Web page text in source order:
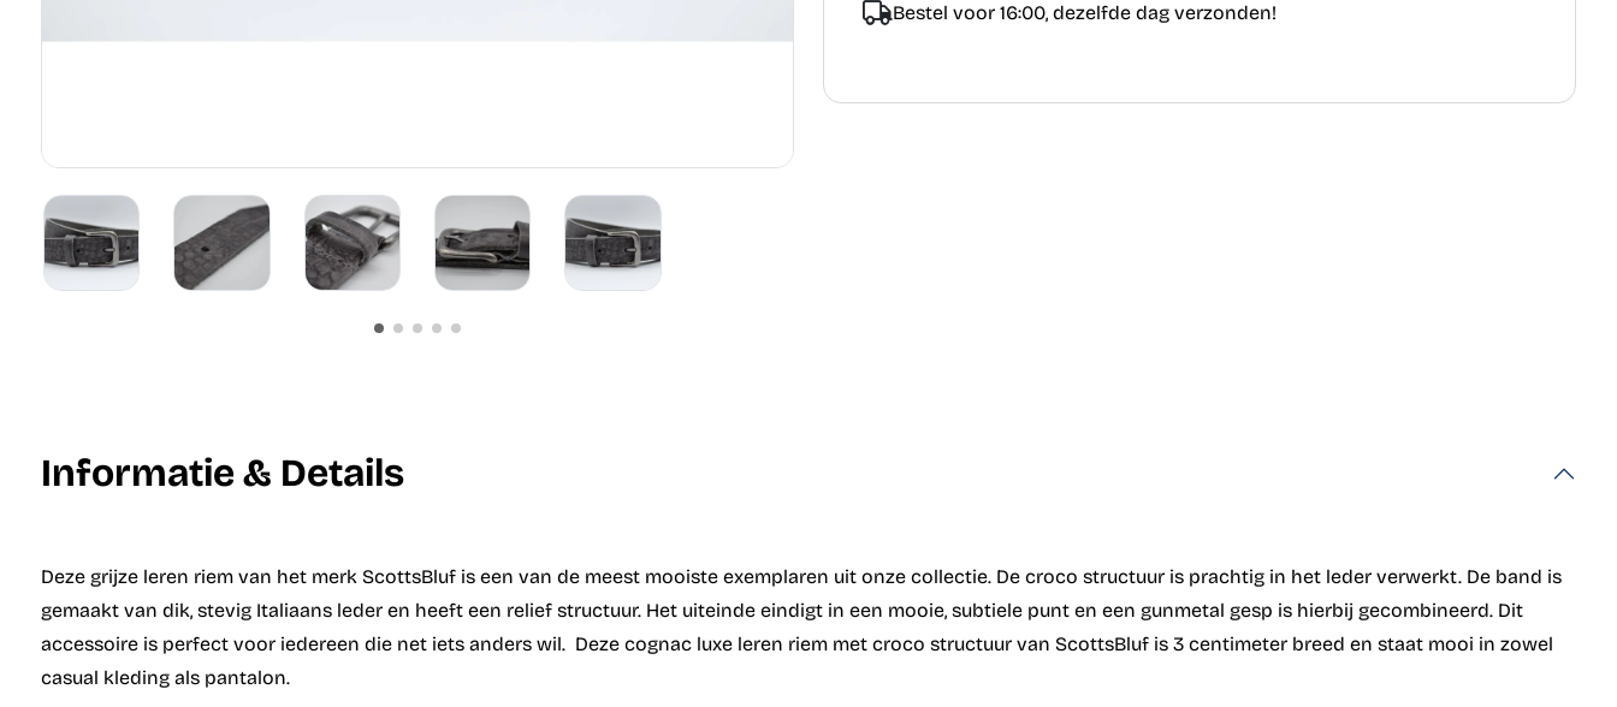
Bestel voor 16:00, dezelfde dag verzonden!
Informatie & Details
Deze grijze leren riem van het merk ScottsBluf is een van de meest mooiste exemplaren uit onze collectie. De croco structuur is prachtig in het leder verwerkt. De band is
gemaakt van dik, stevig Italiaans leder en heeft een relief structuur. Het uiteinde eindigt in een mooie, subtiele punt en een gunmetal gesp is hierbij gecombineerd. Dit
accessoire is perfect voor iedereen die net iets anders wil. Deze cognac luxe leren riem met croco structuur van ScottsBluf is 3 centimeter breed en staat mooi in zowel
casual kleding als pantalon.